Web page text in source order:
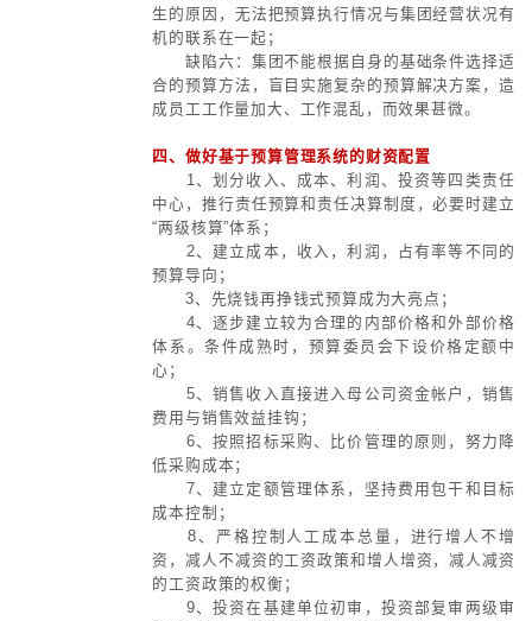
专题培训
预算管控
一、预算管控的定义
预算管控，通过经营计划和经营
架，源自于战略性活动和经营性活动
的全局性、集成性管理流程。在从战
营性活动的转化过程中，战略计划逐
计划和经营预算，战略管控也向预算
战略计划的指导下先做出经营计划，
朗后做出相应的预算计划。
二、预算管控需要遵循严格的程序